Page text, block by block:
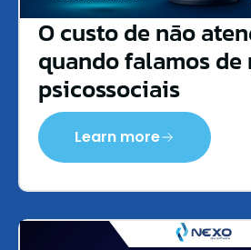
O custo de não
quando falamos de
psicossociais
Learn more